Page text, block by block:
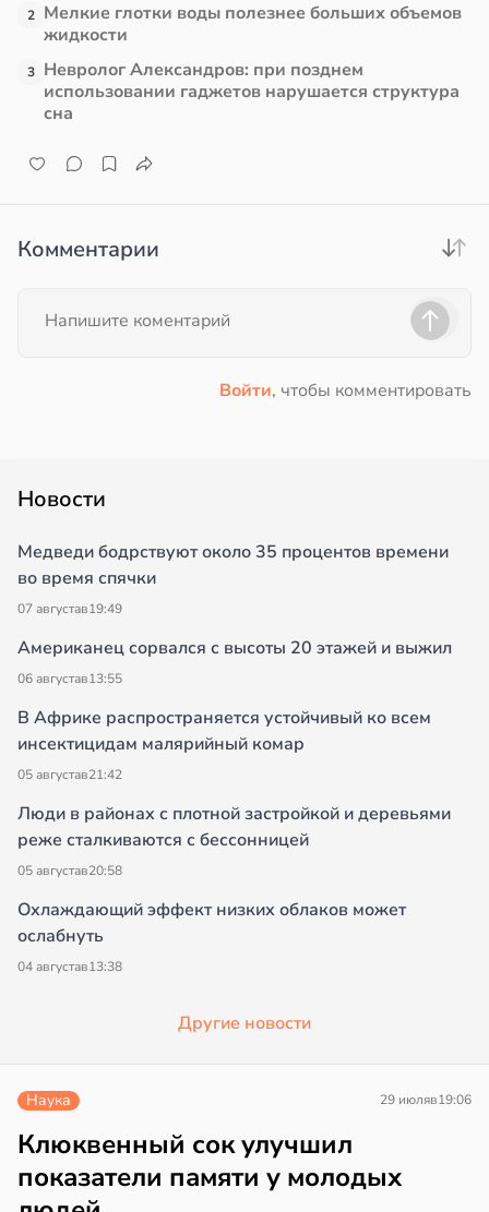
2 Мелкие глотки воды полезнее больших объемов
жидкости
3 Невролог Александров: при позднем
использовании гаджетов нарушается структура
сна
Комментарии
Войти, чтобы комментировать
Новости
Медведи бодрствуют около 35 процентов времени
во время спячки
07 августав19:49
Американец сорвался с высоты 20 этажей и выжил
06 августав13:55
В Африке распространяется устойчивый ко всем
инсектицидам малярийный комар
05 августав21:42
Люди в районах с плотной застройкой и деревьями
реже сталкиваются с бессонницей
05 августав20:58
Охлаждающий эффект низких облаков может
ослабнуть
04 августав13:38
Другие новости
Наука 29 июляв19:06
Клюквенный сок улучшил
показатели памяти у молодых